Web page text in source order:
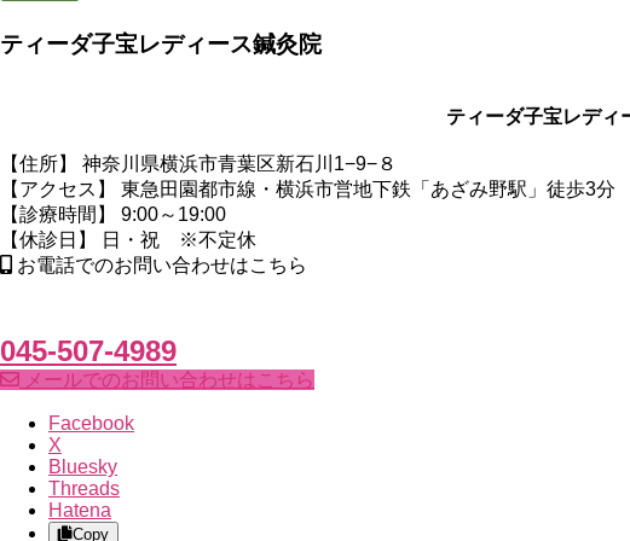
ティーダ子宝レディース鍼灸院
ティーダ子宝レディ
【住所】 神奈川県横浜市青葉区新石川1−9−８
【アクセス】 東急田園都市線・横浜市営地下鉄「あざみ野駅」徒歩3分
【診療時間】 9:00～19:00
【休診日】 日・祝 ※不定休
お電話でのお問い合わせはこちら
045-507-4989
メールでのお問い合わせはこちら
Facebook
X
Bluesky
Threads
Hatena
Copy